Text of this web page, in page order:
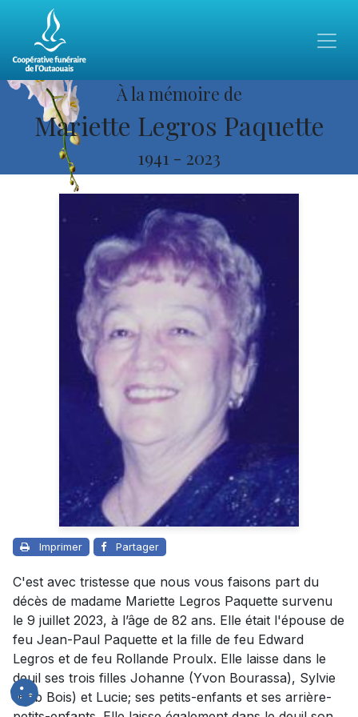
À la mémoire de
Mariette Legros Paquette
1941 - 2023
Imprimer Partager
C'est avec tristesse que nous vous faisons part du
décès de madame Mariette Legros Paquette survenu
le 9 juillet 2023, à l’âge de 82 ans. Elle était l'épouse de
feu Jean-Paul Paquette et la fille de feu Edward
Legros et de feu Rollande Proulx. Elle laisse dans le
deuil ses trois filles Johanne (Yvon Bourassa), Sylvie
(Bob Bois) et Lucie; ses petits-enfants et ses arrière-